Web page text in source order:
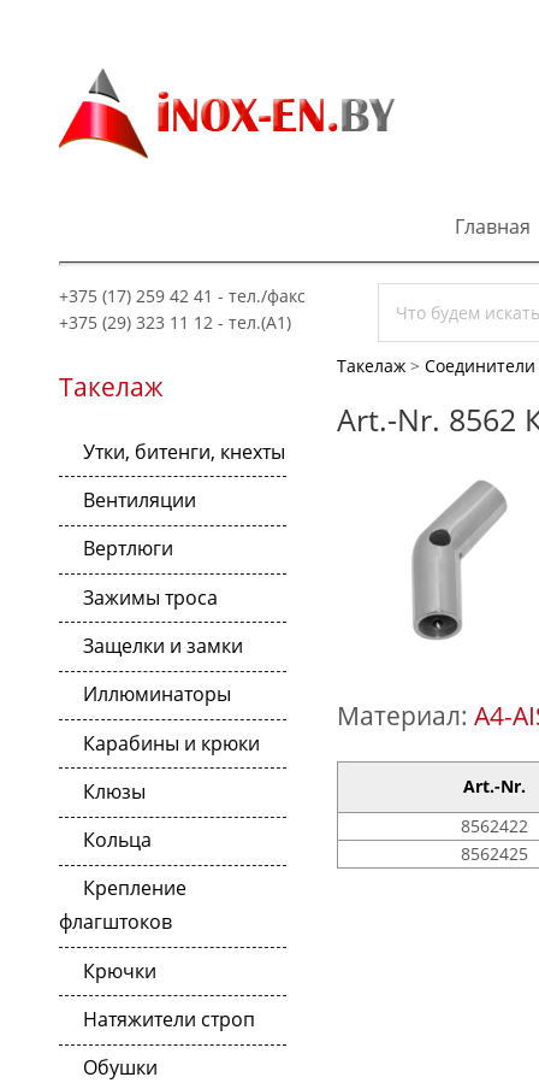
Главная
+375 (17) 259 42 41 - тел./факс
+375 (29) 323 11 12 - тел.(A1)
Такелаж
Утки, битенги, кнехты
Вентиляции
Вертлюги
Зажимы троса
Защелки и замки
Иллюминаторы
Карабины и крюки
Клюзы
Кольца
Крепление
флагштоков
Крючки
Натяжители строп
Обушки
Такелаж >
Art.-Nr. 8562
Материал: A4-
Art.-Nr.
8562422
8562425